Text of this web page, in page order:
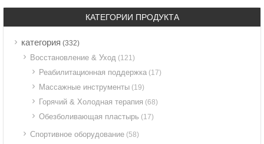
КАТЕГОРИИ ПРОДУКТА
категория (332)
Восстановление & Уход (121)
Реабилитационная поддержка (17)
Массажные инструменты (19)
Горячий & Холодная терапия (68)
Обезболивающая пластырь (17)
Спортивное оборудование (58)